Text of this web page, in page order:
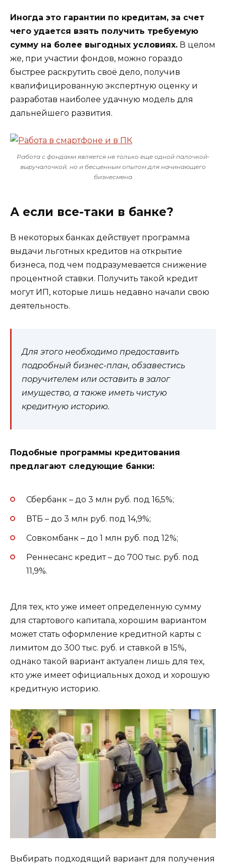
Иногда это гарантии по кредитам, за счет
чего удается взять получить требуемую
сумму на более выгодных условиях. В целом
же, при участии фондов, можно гораздо
быстрее раскрутить своё дело, получив
квалифицированную экспертную оценку и
разработав наиболее удачную модель для
дальнейшего развития.
Работа с фондами является не только еще одной палочкой-
выручалочкой, но и бесценным опытом для начинающего
бизнесмена
А если все-таки в банке?
В некоторых банках действует программа
выдачи льготных кредитов на открытие
бизнеса, под чем подразумевается снижение
процентной ставки. Получить такой кредит
могут ИП, которые лишь недавно начали свою
деятельность.
Для этого необходимо предоставить
подробный бизнес-план, обзавестись
поручителем или оставить в залог
имущество, а также иметь чистую
кредитную историю.
Подобные программы кредитования
предлагают следующие банки:
Сбербанк – до 3 млн руб. под 16,5%;
ВТБ – до 3 млн руб. под 14,9%;
Совкомбанк – до 1 млн руб. под 12%;
Реннесанс кредит – до 700 тыс. руб. под
11,9%.
Для тех, кто уже имеет определенную сумму
для стартового капитала, хорошим вариантом
может стать оформление кредитной карты с
лимитом до 300 тыс. руб. и ставкой в 15%,
однако такой вариант актуален лишь для тех,
кто уже имеет официальных доход и хорошую
кредитную историю.
Выбирать подходящий вариант для получения